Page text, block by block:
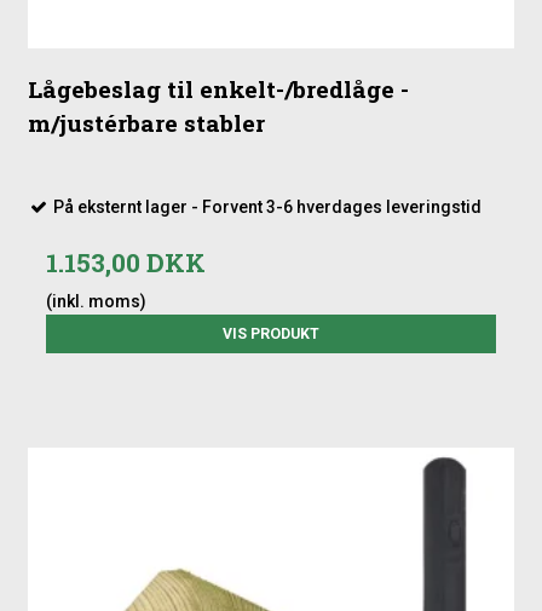
Lågebeslag til enkelt-/bredlåge -
m/justérbare stabler
På eksternt lager - Forvent 3-6 hverdages leveringstid
1.153,00 DKK
(inkl. moms)
VIS PRODUKT